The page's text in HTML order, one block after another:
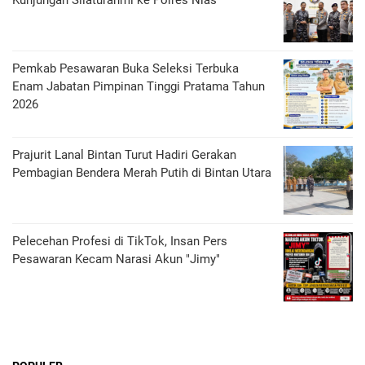
Pemkab Pesawaran Buka Seleksi Terbuka
Enam Jabatan Pimpinan Tinggi Pratama Tahun
2026
Prajurit Lanal Bintan Turut Hadiri Gerakan
Pembagian Bendera Merah Putih di Bintan Utara
Pelecehan Profesi di TikTok, Insan Pers
Pesawaran Kecam Narasi Akun "Jimy"